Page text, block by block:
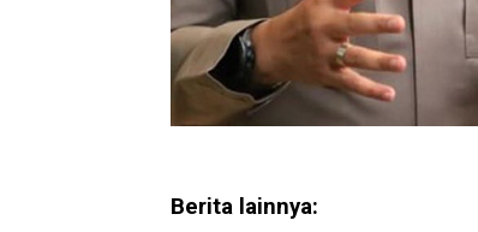
Berita lainnya: